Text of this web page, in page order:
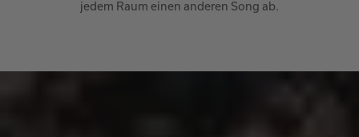
jedem Raum einen anderen Song ab.